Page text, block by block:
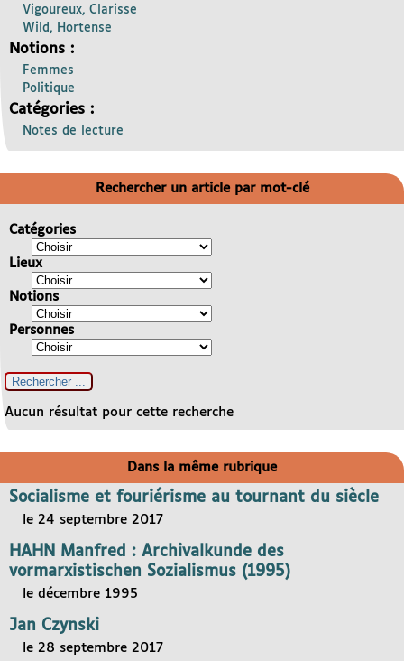
Vigoureux, Clarisse
Wild, Hortense
Notions :
Femmes
Politique
Catégories :
Notes de lecture
Rechercher un article par mot-clé
Catégories
Lieux
Notions
Personnes
Aucun résultat pour cette recherche
Dans la même rubrique
Socialisme et fouriérisme au tournant du siècle
le 24 septembre 2017
HAHN Manfred : Archivalkunde des
vormarxistischen Sozialismus (1995)
le décembre 1995
Jan Czynski
le 28 septembre 2017